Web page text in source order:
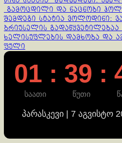
Reading
გამოცდილი და ნაცნობი
შემდეგი სტატია ვოლოდინი:
ბრიუსელის
ხელისუფლების დამხობა და
ფული
01 : 39 :
საათი წუთი
პარასკევი | 7 აგვისტო